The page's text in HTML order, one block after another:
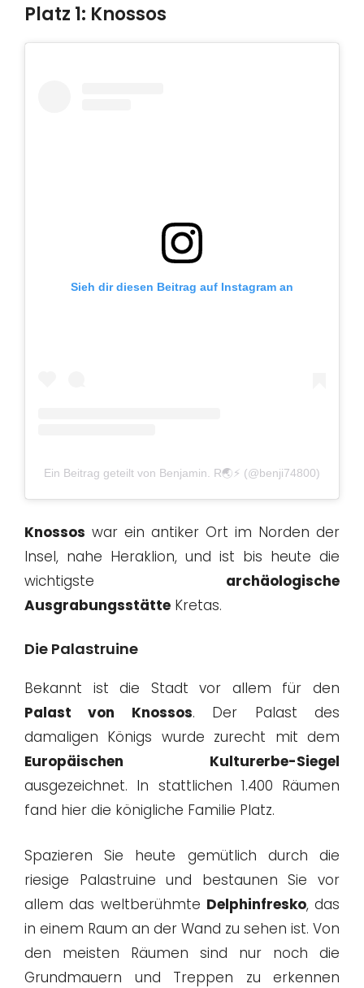
Platz 1: Knossos
Sieh dir diesen Beitrag auf Instagram an
Ein Beitrag geteilt von Benjamin. R🌏⚡ (@benji74800)
Knossos war ein antiker Ort im Norden der
Insel, nahe Heraklion, und ist bis heute die
wichtigste archäologische
Ausgrabungsstätte Kretas.
Die Palastruine
Bekannt ist die Stadt vor allem für den
Palast von Knossos. Der Palast des
damaligen Königs wurde zurecht mit dem
Europäischen Kulturerbe-Siegel
ausgezeichnet. In stattlichen 1.400 Räumen
fand hier die königliche Familie Platz.
Spazieren Sie heute gemütlich durch die
riesige Palastruine und bestaunen Sie vor
allem das weltberühmte Delphinfresko, das
in einem Raum an der Wand zu sehen ist. Von
den meisten Räumen sind nur noch die
Grundmauern und Treppen zu erkennen